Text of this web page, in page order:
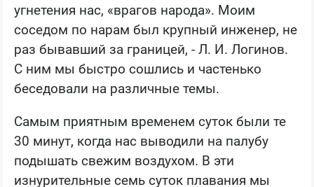
угнетения нас, «врагов народа». Моим
соседом по нарам был крупный инженер, не
раз бывавший за границей, - Л. И. Логинов.
С ним мы быстро сошлись и частенько
беседовали на различные темы.
Самым приятным временем суток были те
30 минут, когда нас выводили на палубу
подышать свежим воздухом. В эти
изнурительные семь суток плавания мы